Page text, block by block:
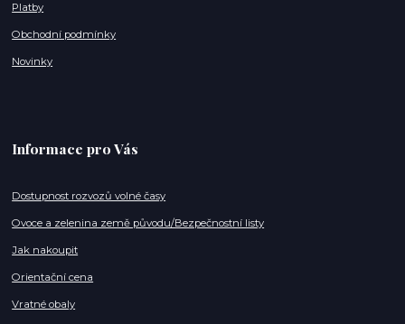
Platby
Obchodní podmínky
Novinky
Informace pro Vás
Dostupnost rozvozů volné časy
Ovoce a zelenina země původu/Bezpečnostní listy
Jak nakoupit
Orientační cena
Vratné obaly